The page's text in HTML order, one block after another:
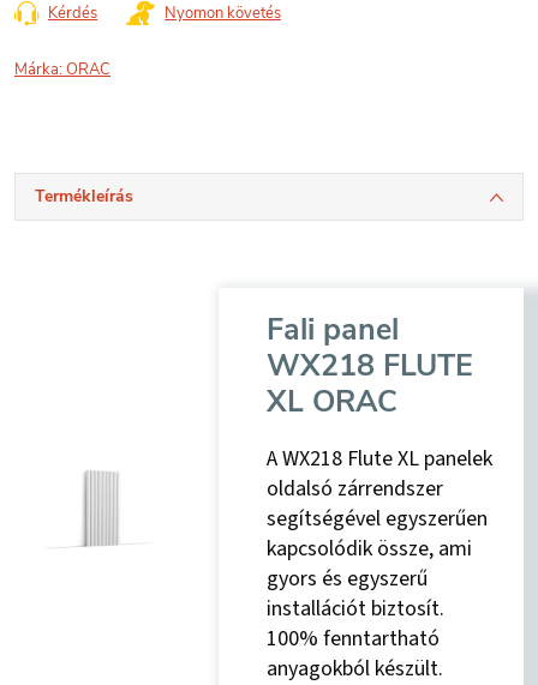
Kérdés Nyomon követés
Márka:ORAC
Termékleírás
Fali panel
WX218 FLUTE
XL ORAC
A WX218 Flute XL panelek
oldalsó zárrendszer
segítségével egyszerűen
kapcsolódik össze, ami
gyors és egyszerű
installációt biztosít.
100% fenntartható
anyagokból készült.